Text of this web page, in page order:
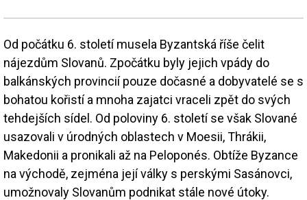
Od počátku 6. století musela Byzantská říše čelit
nájezdům Slovanů. Zpočátku byly jejich vpády do
balkánských provincií pouze dočasné a dobyvatelé se s
bohatou kořistí a mnoha zajatci vraceli zpět do svých
tehdejších sídel. Od poloviny 6. století se však Slované
usazovali v úrodných oblastech v Moesii, Thrákii,
Makedonii a pronikali až na Peloponés. Obtíže Byzance
na východě, zejména její války s perskými Sasánovci,
umožnovaly Slovanům podnikat stále nové útoky.